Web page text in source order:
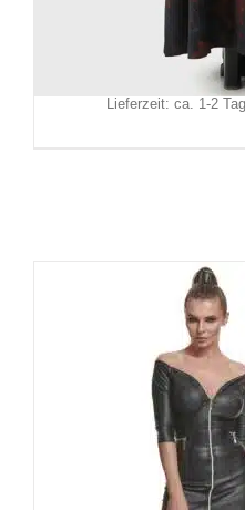
Inkl.
zzgl.
Lieferzeit: ca. 1-2